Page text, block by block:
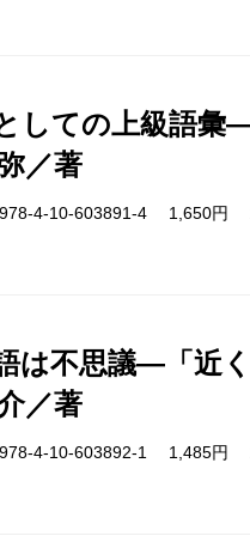
しての上級語彙
／著
4-10-603891-4 1,650円
は不思議―「近
／著
4-10-603892-1 1,485円